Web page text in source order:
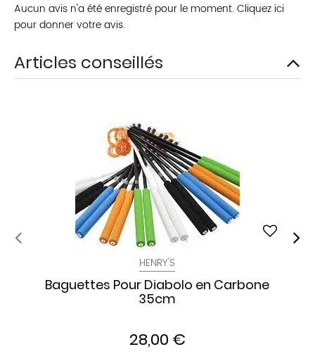
Aucun avis n'a été enregistré pour le moment. Cliquez ici
pour donner votre avis.
Articles conseillés
HENRY'S
Baguettes Pour Diabolo en Carbone
35cm
28,00 €